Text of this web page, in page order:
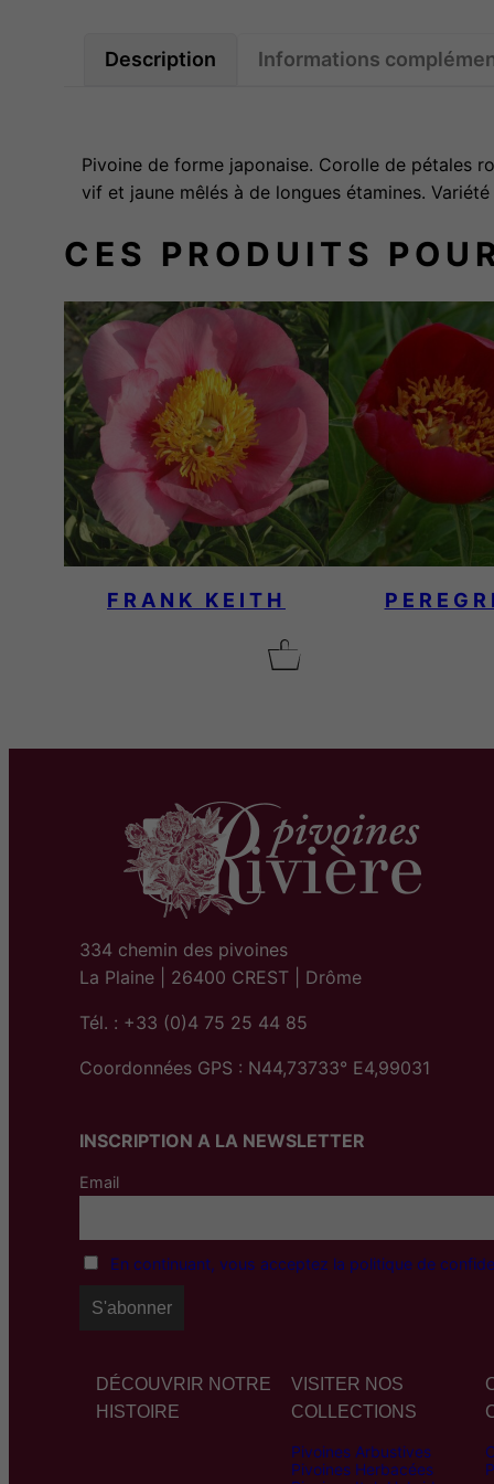
Description Informations
Pivoine de forme japonaise. Corolle de pétales
vif et jaune mêlés à de longues étamines.
CES PRODUITS
FRANK KEITH
334 chemin des pivoines
La Plaine | 26400 CREST | Drôme
Tél. : +33 (0)4 75 25 44 85
Coordonnées GPS : N44,73733° E4,99031
INSCRIPTION A LA NEWSLETTER
Email
En continuant, vous acceptez la politique de
DÉCOUVRIR NOTRE
HISTOIRE
VISITER NOS
COLLECTIONS
Pivoines Arbustives
Pivoines Herbacées